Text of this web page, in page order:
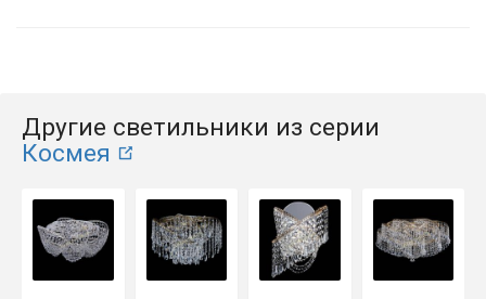
Другие светильники из серии
Космея